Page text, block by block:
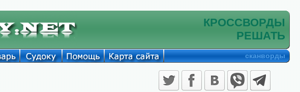
КРОССВОРДЫ
РЕШАТЬ
сканворды